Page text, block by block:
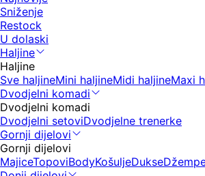
Sniženje
Restock
U dolaski
Haljine
Haljine
Sve haljineMini haljineMidi haljineMaxi
Dvodjelni komadi
Dvodjelni komadi
Dvodjelni setoviDvodjelne trenerke
Gornji dijelovi
Gornji dijelovi
MajiceTopoviBodyKošuljeDukse